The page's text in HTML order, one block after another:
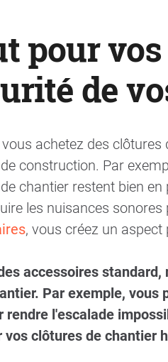
pour
de
achetez des
construction. Par
chantier restent bien
les nuisances
, vous créez un
accessoires
Par exemple, vous
rendre l'escalade
vos clôtures de chantier